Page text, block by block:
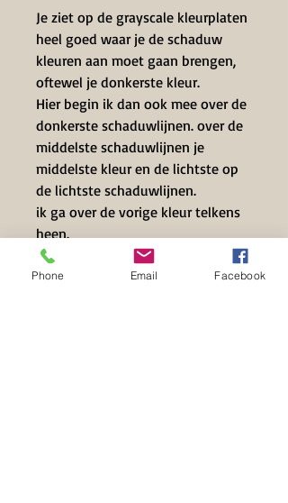
Je ziet op de grayscale kleurplaten
heel goed waar je de schaduw
kleuren aan moet gaan brengen,
oftewel je donkerste kleur.
Hier begin ik dan ook mee over de
donkerste schaduwlijnen. over de
middelste schaduwlijnen je
middelste kleur en de lichtste op
de lichtste schaduwlijnen.
ik ga over de vorige kleur telkens
heen.
daarna je gompotlood en blenden
Phone Email Facebook